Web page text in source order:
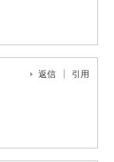
返信 引用